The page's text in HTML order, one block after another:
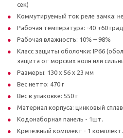
сек)
Коммутируемый ток реле замка:
Рабочая температура: -40 +60
Рабочая влажность: 10% – 98%
Класс защиты оболочки: IP66
защита от морских волн или
Размеры: 130 х 56 х 23 мм
Вес нетто: 470 г
Вес в упаковке: 550 г
Материал корпуса: цинковый сплав
Кодонаборная панель - 1шт.
Крепежный комплект - 1 комплект.